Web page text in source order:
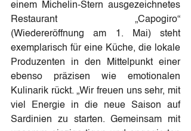
einem Michelin-Stern ausgezeichnetes
Restaurant „Capogiro“
(Wiedereröffnung am 1. Mai) steht
exemplarisch für eine Küche, die lokale
Produzenten in den Mittelpunkt einer
ebenso präzisen wie emotionalen
Kulinarik rückt. „Wir freuen uns sehr, mit
viel Energie in die neue Saison auf
Sardinien zu starten. Gemeinsam mit